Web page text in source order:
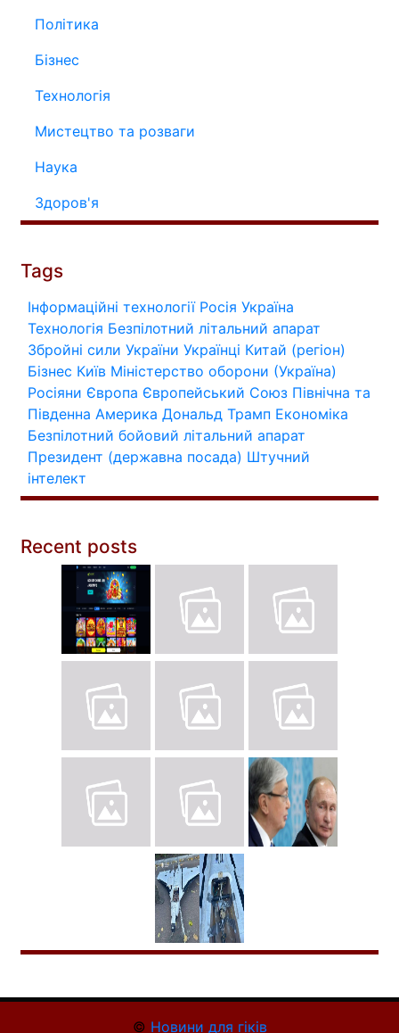
Політика
Бізнес
Технологія
Мистецтво та розваги
Наука
Здоров'я
Tags
Інформаційні технології Росія Україна
Технологія Безпілотний літальний апарат
Збройні сили України Українці Китай (регіон)
Бізнес Київ Міністерство оборони (Україна)
Росіяни Європа Європейський Союз Північна та
Південна Америка Дональд Трамп Економіка
Безпілотний бойовий літальний апарат
Президент (державна посада) Штучний
інтелект
Recent posts
© Новини для гіків